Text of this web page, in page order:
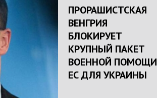
ПРОРАШИСТСКАЯ
ВЕНГРИЯ
БЛОКИРУЕТ
КРУПНЫЙ ПАКЕТ
ВОЕННОЙ ПОМОЩИ
ЕС ДЛЯ УКРАИНЫ